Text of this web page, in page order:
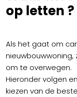
op letten ?
Als het gaat om
om te overwegen.
Hieronder volgen
kiezen van de